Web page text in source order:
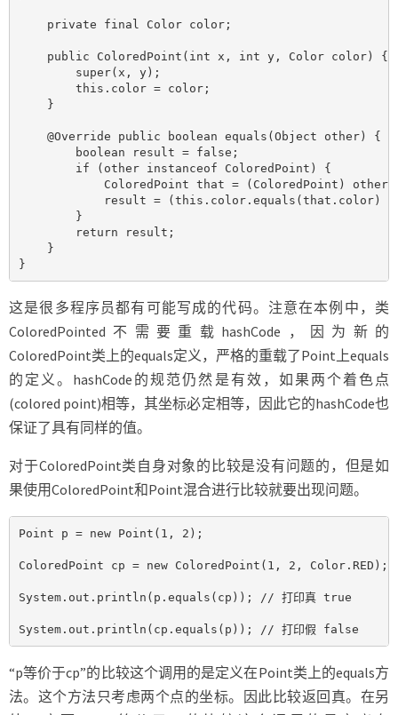
    private final Color color;
    public ColoredPoint(int x, int y, Color color) {
        super(x, y);
        this.color = color;
    }
    @Override public boolean equals(Object other) {
        boolean result = false;
        if (other instanceof ColoredPoint) {
            ColoredPoint that = (ColoredPoint) other;
result = (this.color.equals(that.color)
        }
        return result;
    }
}
这是很多程序员都有可能写成的代码。注意在本例中，类
ColoredPointed不需要重载hashCode，因为新的
ColoredPoint类上的equals定义，严格的重载了Point上equals
的定义。hashCode的规范仍然是有效，如果两个着色点
(colored point)相等，其坐标必定相等，因此它的hashCode也
保证了具有同样的值。
对于ColoredPoint类自身对象的比较是没有问题的，但是如
果使用ColoredPoint和Point混合进行比较就要出现问题。
Point p = new Point(1, 2);
ColoredPoint cp = new ColoredPoint(1, 2, Color.RED);
System.out.println(p.equals(cp)); // 打印真 true
System.out.println(cp.equals(p)); // 打印假 false
“p等价于cp”的比较这个调用的是定义在Point类上的equals方
法。这个方法只考虑两个点的坐标。因此比较返回真。在另